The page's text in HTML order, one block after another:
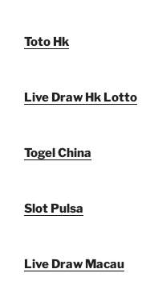
Toto Hk
Live Draw Hk Lotto
Togel China
Slot Pulsa
Live Draw Macau